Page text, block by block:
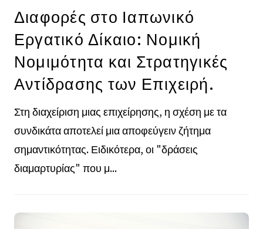
Διαφορές στο Ιαπωνικό
Εργατικό Δίκαιο: Νομική
Νομιμότητα και Στρατηγικές
Αντίδρασης των Επιχειρή.
Στη διαχείριση μιας επιχείρησης, η σχέση με τα
συνδικάτα αποτελεί μια αποφεύγειν ζήτημα
σημαντικότητας. Ειδικότερα, οι "δράσεις
διαμαρτυρίας" που μ...